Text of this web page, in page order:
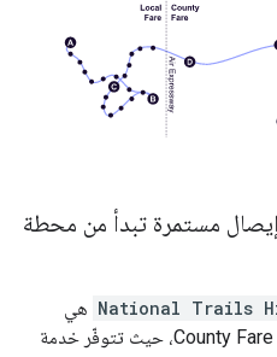
وإيصال مستمرة تبدأ من محطة
National Trails هي
County Fare، حيث تتوفّر خدمة